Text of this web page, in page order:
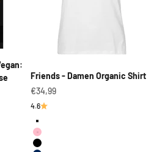
Friends - Damen Organic Shirt
Angebot
€34,99
4.6
Weiß
Cotton Pink
Schwarz